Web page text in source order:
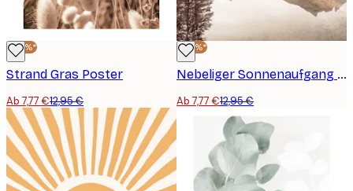
-40%*
Strand Gras Poster
Ab 7,77 €12,95 €
-40%*
Nebeliger Sonnenaufgang Poster
Ab 7,77 €12,95 €